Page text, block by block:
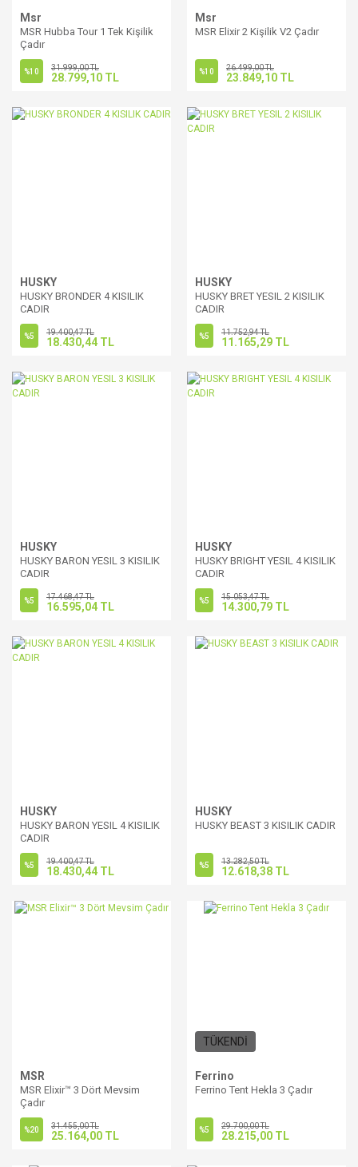
Msr
MSR Hubba Tour 1 Tek Kişilik
Çadır
%10 31.999,00 TL
28.799,10 TL
Msr
MSR Elixir 2 Kişilik V2 Çadır
%10 26.499,00 TL
23.849,10 TL
HUSKY
HUSKY BRONDER 4 KISILIK
CADIR
%5 19.400,47 TL
18.430,44 TL
HUSKY
HUSKY BRET YESIL 2 KISILIK
CADIR
%5 11.752,94 TL
11.165,29 TL
HUSKY
HUSKY BARON YESIL 3 KISILIK
CADIR
%5 17.468,47 TL
16.595,04 TL
HUSKY
HUSKY BRIGHT YESIL 4 KISILIK
CADIR
%5 15.053,47 TL
14.300,79 TL
HUSKY
HUSKY BARON YESIL 4 KISILIK
CADIR
%5 19.400,47 TL
18.430,44 TL
HUSKY
HUSKY BEAST 3 KISILIK CADIR
%5 13.282,50 TL
12.618,38 TL
MSR
MSR Elixir™ 3 Dört Mevsim
Çadır
%20 31.455,00 TL
25.164,00 TL
TÜKENDİ
Ferrino
Ferrino Tent Hekla 3 Çadır
%5 29.700,00 TL
28.215,00 TL